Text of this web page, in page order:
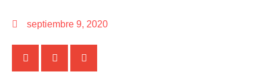
septiembre 9, 2020